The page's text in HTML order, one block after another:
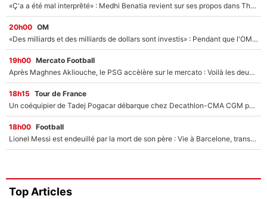
«Ç'a a été mal interprêté» : Medhi Benatia revient sur ses propos dans The Bridge et précise ses conditions pour rejoindre le PSG !
20h00 OM
«Des milliards et des milliards de dollars sont investis» : Pendant que l'OM est en pleine crise financière, Frank McCourt lance un nouveau projet à 260M€ !
19h00 Mercato Football
Après Maghnes Akliouche, le PSG accèlère sur le mercato : Voilà les deux nouvelles recrues qui vont signer la semaine prochaine ?
18h15 Tour de France
Un coéquipier de Tadej Pogacar débarque chez Decathlon-CMA CGM pour épauler Paul Seixas : «Mes meilleures années sont à venir»
18h00 Football
Lionel Messi est endeuillé par la mort de son père : Vie à Barcelone, transfert au PSG... voilà comment Jorge Messi a joué un rôle essentiel dans sa carrière !
Top Articles